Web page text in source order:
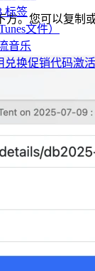
标签
文件）
音乐
兑换促销代码激
方。您可以复制